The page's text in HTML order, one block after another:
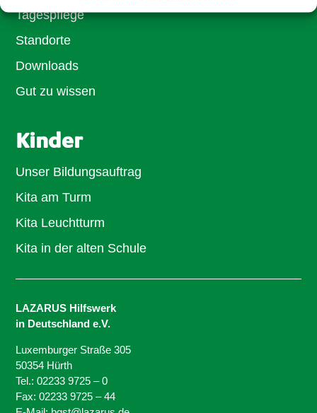
Tagespflege
Standorte
Downloads
Gut zu wissen
Kinder
Unser Bildungsauftrag
Kita am Turm
Kita Leuchtturm
Kita in der alten Schule
LAZARUS Hilfswerk
in Deutschland e.V.
Luxemburger Straße 305
50354 Hürth
Tel.: 02233 9725 – 0
Fax: 02233 9725 – 44